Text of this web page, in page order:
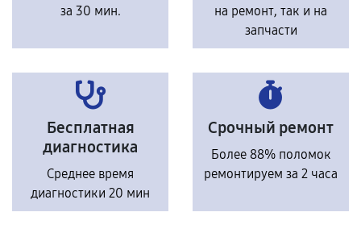
за 30 мин.
на ремонт, так и на
запчасти
Бесплатная
диагностика
Среднее время
диагностики 20 мин
Срочный ремонт
Более 88% поломок
ремонтируем за 2 часа